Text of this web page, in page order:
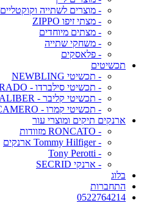
- מוצרים לשתייה וקוקטליים
- מצתי זיפו ZIPPO
- מצתים מיוחדים
- משחקי שתייה
- פלאסקים
תכשיטים
- תכשיטי NEWBLING
- תכשיטי סילברדו - SILVERADO
- תכשיטי קליבר - KALIBER
- תכשיטי קמרו - CAMERO
ארנקים תיקים ומוצרי עור
- RONCATO מזוודות
- Tommy Hilfiger ארנקים
- Tony Perotti
- ארנקי SECRID
בלוג
התחברות
0522764214